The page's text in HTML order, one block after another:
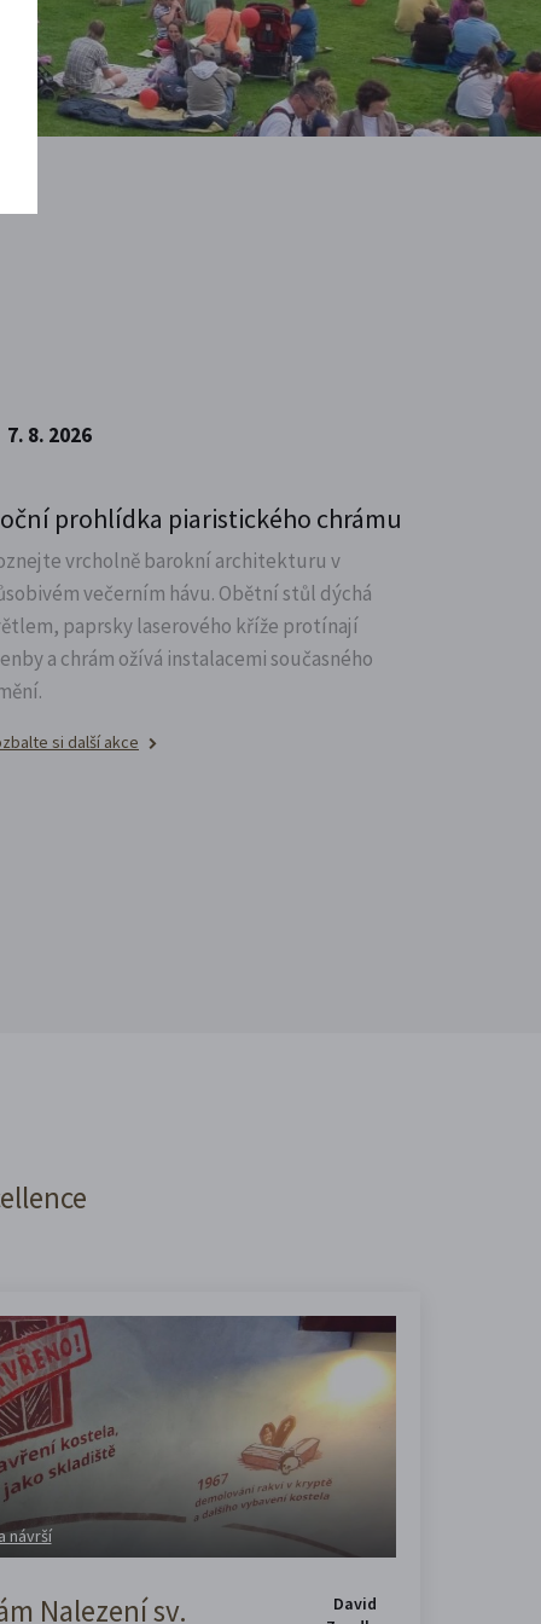
7. 8. 2026
prohlídka piaristického chrámu
vrcholně barokní architekturu v
večerním hávu. Obětní stůl dýchá
paprsky laserového kříže protínají
a chrám ožívá instalacemi současného
si další akce
návrší
Nalezení sv.
David